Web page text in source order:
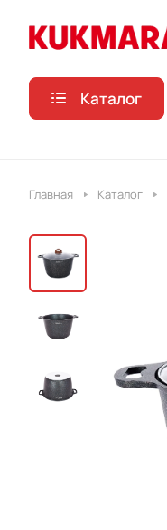
Каталог
Главная Каталог